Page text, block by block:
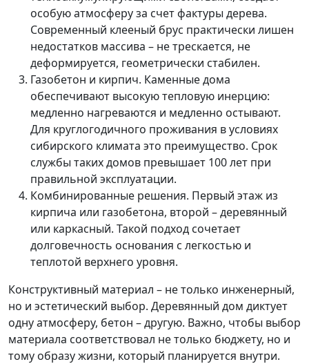
особую атмосферу за счет фактуры дерева.
Современный клееный брус практически лишен
недостатков массива – не трескается, не
деформируется, геометрически стабилен.
Газобетон и кирпич. Каменные дома
обеспечивают высокую тепловую инерцию:
медленно нагреваются и медленно остывают.
Для круглогодичного проживания в условиях
сибирского климата это преимущество. Срок
службы таких домов превышает 100 лет при
правильной эксплуатации.
Комбинированные решения. Первый этаж из
кирпича или газобетона, второй – деревянный
или каркасный. Такой подход сочетает
долговечность основания с легкостью и
теплотой верхнего уровня.
Конструктивный материал – не только инженерный,
но и эстетический выбор. Деревянный дом диктует
одну атмосферу, бетон – другую. Важно, чтобы выбор
материала соответствовал не только бюджету, но и
тому образу жизни, который планируется внутри.